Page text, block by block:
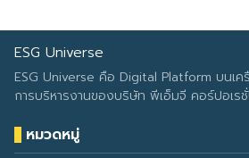
ESG Universe
ESG Universe คือ Digital Platform บนเค
การบริหารงานของบริษัท พีเอ็มจี คอร์ปอเร
หมวดหมู่